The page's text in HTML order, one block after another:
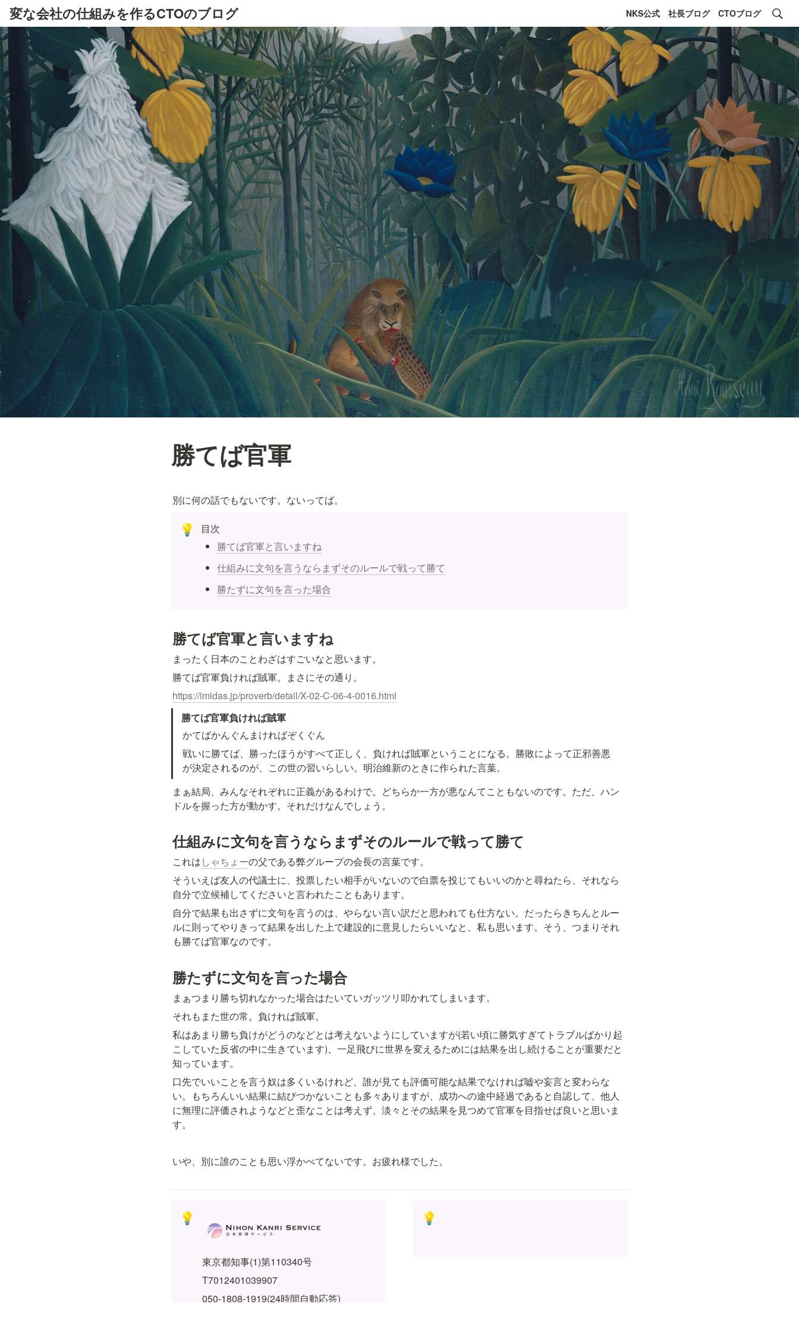
変な会社の仕組みを作るCTOのブログ NKS公式 社長ブログ CTOブログ
勝てば官軍
別に何の話でもないです。ないってば。
💡
目次
勝てば官軍と言いますね
仕組みに文句を言うならまずそのルールで戦って勝て
勝たずに文句を言った場合
勝てば官軍と言いますね
まったく日本のことわざはすごいなと思います。
勝てば官軍負ければ賊軍。まさにその通り。
https://imidas.jp/proverb/detail/X-02-C-06-4-0016.html
勝てば官軍負ければ賊軍
かてばかんぐんまければぞくぐん
戦いに勝てば、勝ったほうがすべて正しく、負ければ賊軍ということになる。勝敗によって正邪善悪
が決定されるのが、この世の習いらしい。明治維新のときに作られた言葉。
まぁ結局、みんなそれぞれに正義があるわけで。どちらか一方が悪なんてこともないのです。ただ、ハン
ドルを握った方が動かす。それだけなんでしょう。
仕組みに文句を言うならまずそのルールで戦って勝て
これはしゃちょーの父である弊グループの会長の言葉です。
そういえば友人の代議士に、投票したい相手がいないので白票を投じてもいいのかと尋ねたら、それなら
自分で立候補してくださいと言われたこともあります。
自分で結果も出さずに文句を言うのは、やらない言い訳だと思われても仕方ない。だったらきちんとルー
ルに則ってやりきって結果を出した上で建設的に意見したらいいなと、私も思います。そう、つまりそれ
も勝てば官軍なのです。
勝たずに文句を言った場合
まぁつまり勝ち切れなかった場合はたいていガッツリ叩かれてしまいます。
それもまた世の常。負ければ賊軍。
私はあまり勝ち負けがどうのなどとは考えないようにしていますが(若い頃に勝気すぎてトラブルばかり起
こしていた反省の中に生きています)、一足飛びに世界を変えるためには結果を出し続けることが重要だと
知っています。
口先でいいことを言う奴は多くいるけれど、誰が見ても評価可能な結果でなければ嘘や妄言と変わらな
い。もちろんいい結果に結びつかないことも多々ありますが、成功への途中経過であると自認して、他人
に無理に評価されようなどと歪なことは考えず、淡々とその結果を見つめて官軍を目指せば良いと思いま
す。
いや、別に誰のことも思い浮かべてないです。お疲れ様でした。
💡
東京都知事(1)第110340号
T7012401039907
050-1808-1919(24時間自動応答)
💡